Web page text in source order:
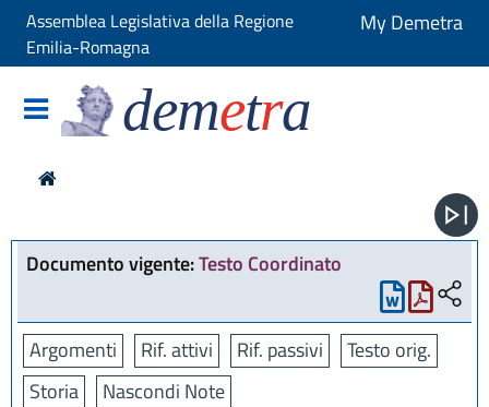
Assemblea Legislativa della Regione
Emilia-Romagna
My Demetra
demetra
Documento vigente:Testo Coordinato
Argomenti Rif. attivi Rif. passivi
Testo orig.
Storia
Nascondi Note